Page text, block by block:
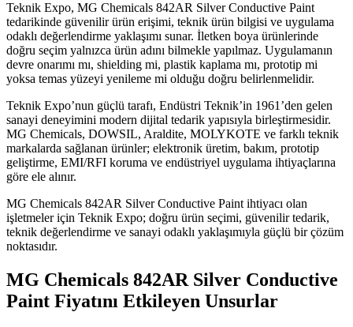
Teknik Expo, MG Chemicals 842AR Silver Conductive Paint
tedarikinde güvenilir ürün erişimi, teknik ürün bilgisi ve uygulama
odaklı değerlendirme yaklaşımı sunar. İletken boya ürünlerinde
doğru seçim yalnızca ürün adını bilmekle yapılmaz. Uygulamanın
devre onarımı mı, shielding mi, plastik kaplama mı, prototip mi
yoksa temas yüzeyi yenileme mi olduğu doğru belirlenmelidir.
Teknik Expo’nun güçlü tarafı, Endüstri Teknik’in 1961’den gelen
sanayi deneyimini modern dijital tedarik yapısıyla birleştirmesidir.
MG Chemicals, DOWSIL, Araldite, MOLYKOTE ve farklı teknik
markalarda sağlanan ürünler; elektronik üretim, bakım, prototip
geliştirme, EMI/RFI koruma ve endüstriyel uygulama ihtiyaçlarına
göre ele alınır.
MG Chemicals 842AR Silver Conductive Paint ihtiyacı olan
işletmeler için Teknik Expo; doğru ürün seçimi, güvenilir tedarik,
teknik değerlendirme ve sanayi odaklı yaklaşımıyla güçlü bir çözüm
noktasıdır.
MG Chemicals 842AR Silver Conductive
Paint Fiyatını Etkileyen Unsurlar